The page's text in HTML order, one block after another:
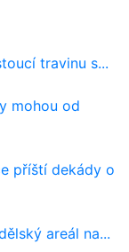
travinu s...
mohou od
příští dekády o
areál na...